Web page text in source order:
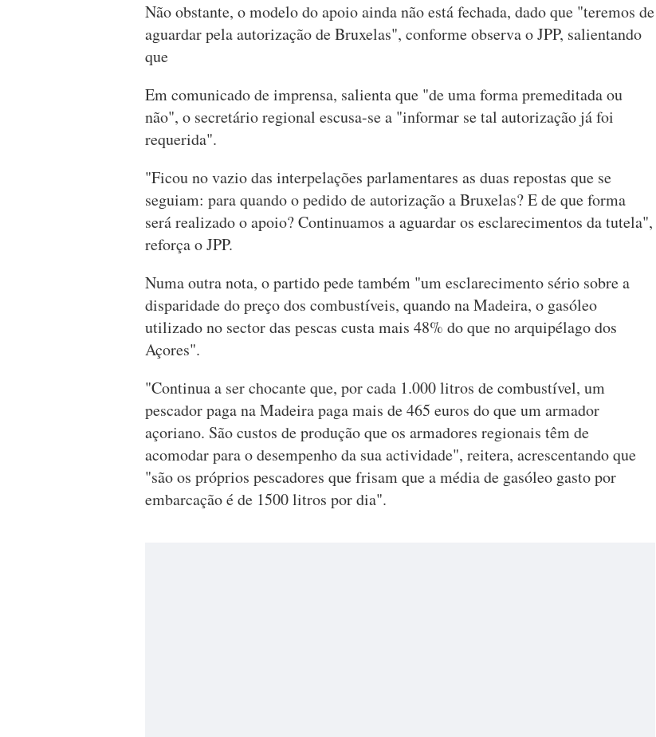
Não obstante, o modelo do apoio ainda não está fechada, dado que "teremos de
aguardar pela autorização de Bruxelas", conforme observa o JPP, salientando
que
Em comunicado de imprensa, salienta que "de uma forma premeditada ou
não", o secretário regional escusa-se a "informar se tal autorização já foi
requerida".
"Ficou no vazio das interpelações parlamentares as duas repostas que se
seguiam: para quando o pedido de autorização a Bruxelas? E de que forma
será realizado o apoio? Continuamos a aguardar os esclarecimentos da tutela",
reforça o JPP.
Numa outra nota, o partido pede também "um esclarecimento sério sobre a
disparidade do preço dos combustíveis, quando na Madeira, o gasóleo
utilizado no sector das pescas custa mais 48% do que no arquipélago dos
Açores".
"Continua a ser chocante que, por cada 1.000 litros de combustível, um
pescador paga na Madeira paga mais de 465 euros do que um armador
açoriano. São custos de produção que os armadores regionais têm de
acomodar para o desempenho da sua actividade", reitera, acrescentando que
"são os próprios pescadores que frisam que a média de gasóleo gasto por
embarcação é de 1500 litros por dia".